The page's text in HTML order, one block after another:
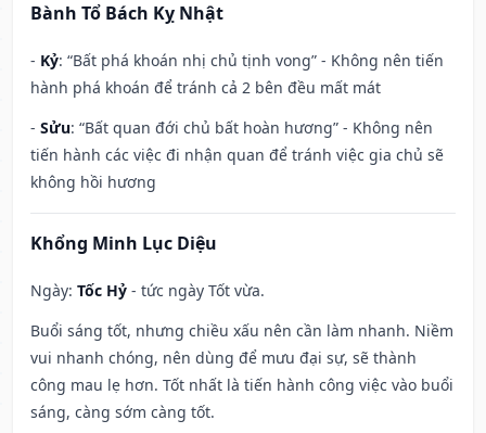
Bành Tổ Bách Kỵ Nhật
- Kỷ: “Bất phá khoán nhị chủ tịnh vong” - Không nên tiến
hành phá khoán để tránh cả 2 bên đều mất mát
- Sửu: “Bất quan đới chủ bất hoàn hương” - Không nên
tiến hành các việc đi nhận quan để tránh việc gia chủ sẽ
không hồi hương
Khổng Minh Lục Diệu
Ngày: Tốc Hỷ - tức ngày Tốt vừa.
Buổi sáng tốt, nhưng chiều xấu nên cần làm nhanh. Niềm
vui nhanh chóng, nên dùng để mưu đại sự, sẽ thành
công mau lẹ hơn. Tốt nhất là tiến hành công việc vào buổi
sáng, càng sớm càng tốt.